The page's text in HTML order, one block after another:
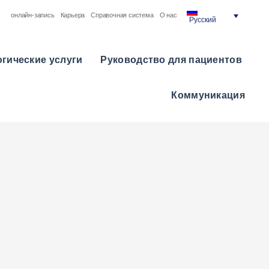
онлайн-запись Карьера Справочная система О нас
Русский
услуги Руководство для пациентов
Коммуникация